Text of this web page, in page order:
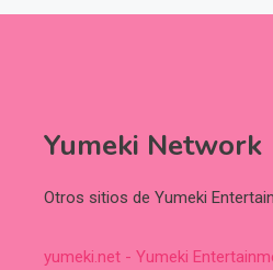
Yumeki Network
Otros sitios de Yumeki
yumeki.net - Yumeki